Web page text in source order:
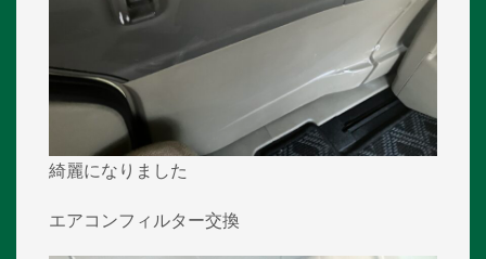
綺麗になりました
エアコンフィルター交換